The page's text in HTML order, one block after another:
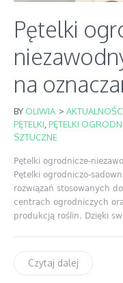
Pętelki
na
BY OLIWIA > AKTUALNOŚCI
PĘTELKI PĘTELKI
SZTUCZNE
Pętelki ogrodnicze-
Pętelki ogrodniczo-
rozwiązań stosowanych
centrach ogrodniczych
produkcją roślin. Dzięki
Czytaj dalej